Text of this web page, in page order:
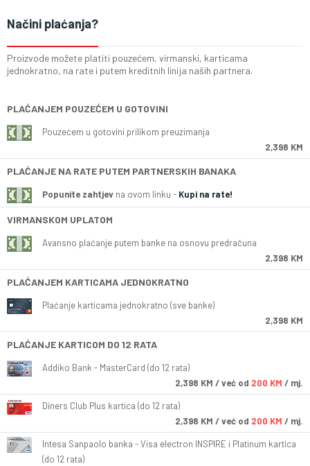
Načini plaćanja?
Proizvode možete platiti pouzećem, virmanski, karticama
jednokratno, na rate i putem kreditnih linija naših partnera.
PLAĆANJEM POUZEĆEM U GOTOVINI
Pouzećem u gotovini prilikom preuzimanja
2,398 KM
PLAĆANJE NA RATE PUTEM PARTNERSKIH BANAKA
Popunite zahtjev na ovom linku - Kupi na rate!
VIRMANSKOM UPLATOM
Avansno plaćanje putem banke na osnovu predračuna
2,398 KM
PLAĆANJEM KARTICAMA JEDNOKRATNO
Plaćanje karticama jednokratno (sve banke)
2,398 KM
PLAĆANJE KARTICOM DO 12 RATA
Addiko Bank - MasterCard (do 12 rata)
2,398 KM / već od 200 KM / mj.
Diners Club Plus kartica (do 12 rata)
2,398 KM / već od 200 KM / mj.
Intesa Sanpaolo banka - Visa electron INSPIRE i Platinum kartica
(do 12 rata)